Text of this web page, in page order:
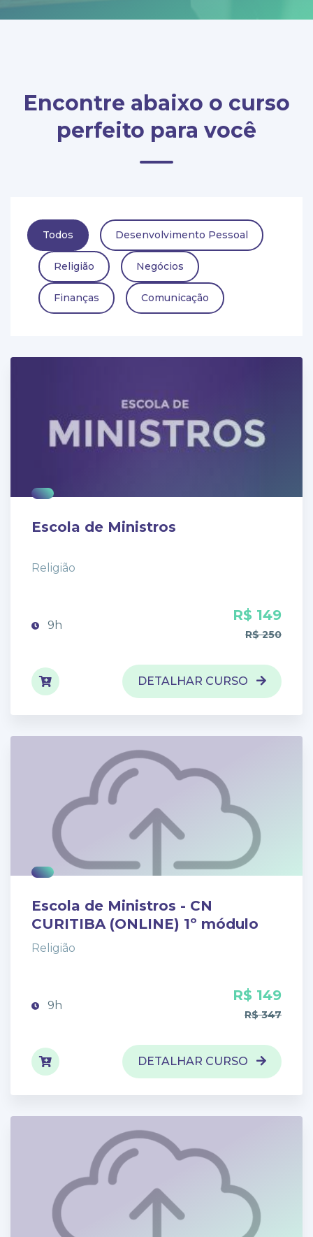
Encontre abaixo o curso
perfeito para você
Todos Desenvolvimento Pessoal
Religião Negócios
Finanças Comunicação
Escola de Ministros
Religião
9h
R$ 149
R$ 250
DETALHAR CURSO
Escola de Ministros - CN
CURITIBA (ONLINE) 1º módulo
Religião
9h
R$ 149
R$ 347
DETALHAR CURSO